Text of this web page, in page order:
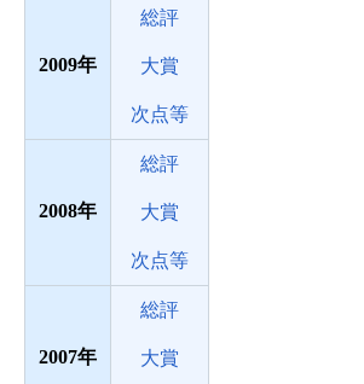
2009
総評
大賞
次点等
2008
総評
大賞
次点等
2007
総評
大賞